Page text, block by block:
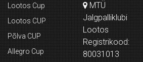
Lootos Cup
Lootos CUP
Põlva CUP
Allegro Cup
MTÜ
Jalgpalliklubi
Lootos
Registrikood:
80031013